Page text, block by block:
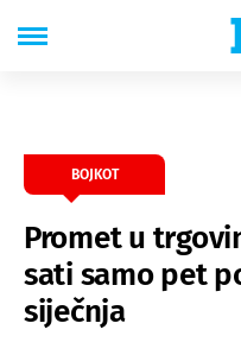
BOJKOT
Promet u
sati samo pet
siječnja